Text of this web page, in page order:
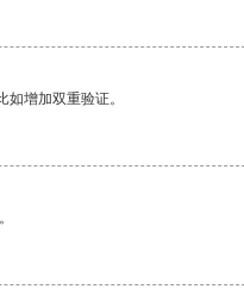
增加双重验证。